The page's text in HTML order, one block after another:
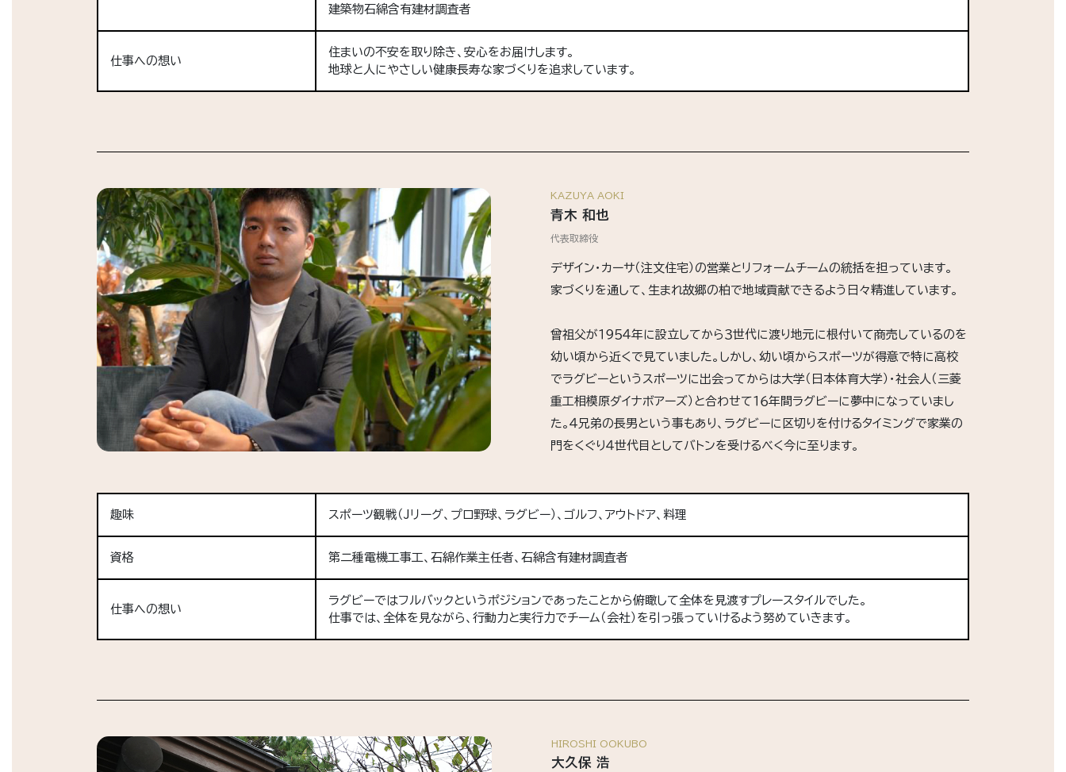
建築物石綿含有建材調査者
仕事への想い
住まいの不安を取り除き、安心をお届けします。
地球と人にやさしい健康長寿な家づくりを追求しています。
KAZUYA AOKI
青木 和也
代表取締役
デザイン・カーサ（注文住宅）の営業とリフォームチームの統括を担っています。
家づくりを通して、生まれ故郷の柏で地域貢献できるよう日々精進しています。
曾祖父が１９５４年に設立してから３世代に渡り地元に根付いて商売しているのを
幼い頃から近くで見ていました。しかし、幼い頃からスポーツが得意で特に高校
でラグビーというスポーツに出会ってからは大学（日本体育大学）・社会人（三菱
重工相模原ダイナボアーズ）と合わせて１６年間ラグビーに夢中になっていまし
た。４兄弟の長男という事もあり、ラグビーに区切りを付けるタイミングで家業の
門をくぐり４世代目としてバトンを受けるべく今に至ります。
趣味 スポーツ観戦（Jリーグ、プロ野球、ラグビー）、ゴルフ、アウトドア、料理
資格 第二種電機工事工、石綿作業主任者、石綿含有建材調査者
仕事への想い
ラグビーではフルバックというポジションであったことから俯瞰して全体を見渡すプレースタイルでした。
仕事では、全体を見ながら、行動力と実行力でチーム（会社）を引っ張っていけるよう努めていきます。
HIROSHI OOKUBO
大久保 浩